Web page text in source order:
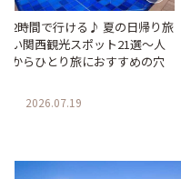
2時間で行ける♪ 夏の日帰り旅
い関西観光スポット21選～人
からひとり旅におすすめの穴
2026.07.19